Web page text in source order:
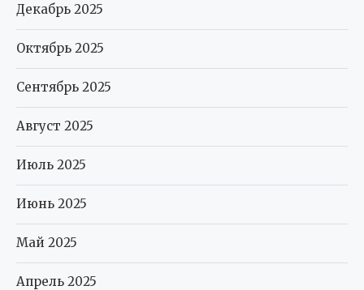
Декабрь 2025
Октябрь 2025
Сентябрь 2025
Август 2025
Июль 2025
Июнь 2025
Май 2025
Апрель 2025